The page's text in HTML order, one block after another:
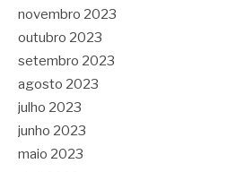
novembro 2023
outubro 2023
setembro 2023
agosto 2023
julho 2023
junho 2023
maio 2023